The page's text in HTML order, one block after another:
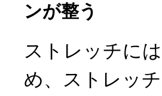
ンが整う
ストレッチに
め、ストレッ